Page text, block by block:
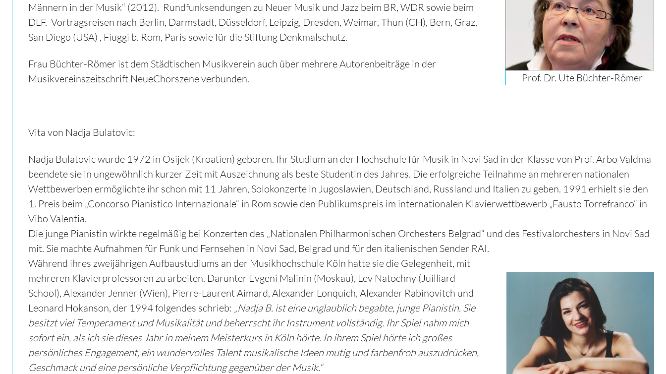
Prof. Dr. Ute Büchter-Römer
Männern in der Musik“ (2012). Rundfunksendungen zu Neuer Musik und Jazz beim BR, WDR sowie beim
DLF. Vortragsreisen nach Berlin, Darmstadt, Düsseldorf, Leipzig, Dresden, Weimar, Thun (CH), Bern, Graz,
San Diego (USA) , Fiuggi b. Rom, Paris sowie für die Stiftung Denkmalschutz.
Frau Büchter-Römer ist dem Städtischen Musikverein auch über mehrere Autorenbeiträge in der
Musikvereinszeitschrift NeueChorszene verbunden.
Vita von Nadja Bulatovic:
Nadja Bulatovic wurde 1972 in Osijek (Kroatien) geboren. Ihr Studium an der Hochschule für Musik in Novi Sad in der Klasse von Prof. Arbo Valdma
beendete sie in ungewöhnlich kurzer Zeit mit Auszeichnung als beste Studentin des Jahres. Die erfolgreiche Teilnahme an mehreren nationalen
Wettbewerben ermöglichte ihr schon mit 11 Jahren, Solokonzerte in Jugoslawien, Deutschland, Russland und Italien zu geben. 1991 erhielt sie den
1. Preis beim „Concorso Pianistico Internazionale“ in Rom sowie den Publikumspreis im internationalen Klavierwettbewerb „Fausto Torrefranco“ in
Vibo Valentia.
Die junge Pianistin wirkte regelmäßig bei Konzerten des „Nationalen Philharmonischen Orchesters Belgrad“ und des Festivalorchesters in Novi Sad
mit. Sie machte Aufnahmen für Funk und Fernsehen in Novi Sad, Belgrad und für den italienischen Sender RAI.
Während ihres zweijährigen Aufbaustudiums an der Musikhochschule Köln hatte sie die Gelegenheit, mit
mehreren Klavierprofessoren zu arbeiten. Darunter Evgeni Malinin (Moskau), Lev Natochny (Juilliard
School), Alexander Jenner (Wien), Pierre-Laurent Aimard, Alexander Lonquich, Alexander Rabinovitch und
Leonard Hokanson, der 1994 folgendes schrieb: „Nadja B. ist eine unglaublich begabte, junge Pianistin. Sie
besitzt viel Temperament und Musikalität und beherrscht ihr Instrument vollständig. Ihr Spiel nahm mich
sofort ein, als ich sie dieses Jahr in meinem Meisterkurs in Köln hörte. In ihrem Spiel hörte ich großes
persönliches Engagement, ein wundervolles Talent musikalische Ideen mutig und farbenfroh auszudrücken,
Geschmack und eine persönliche Verpflichtung gegenüber der Musik.“